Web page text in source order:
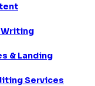
& Landing
Services